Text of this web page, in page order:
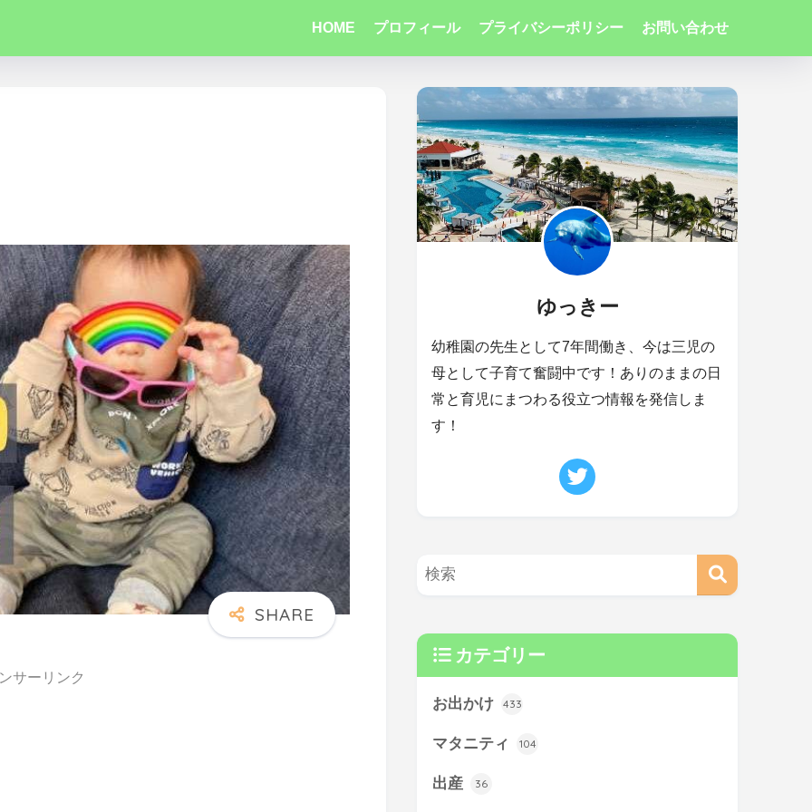
HOME プロフィール プライバシーポリシー お問い合わせ
サーリンク
ゆっきー
幼稚園の先生として7年間働き、今は三児の
母として子育て奮闘中です！ありのままの日
常と育児にまつわる役立つ情報を発信しま
す！
カテゴリー
お出かけ 433
マタニティ 104
出産 36